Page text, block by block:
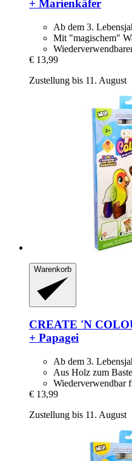
+ Marienkäfer
Ab dem 3.
Mit "magischem"
€ 13,99
Zustellung bis 11. August
Warenkorb
CREATE 'N
+ Papagei
Ab dem 3.
Aus Holz zum
Wiederverwendbar
€ 13,99
Zustellung bis 11. August